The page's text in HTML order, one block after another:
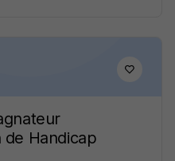
de Handicap